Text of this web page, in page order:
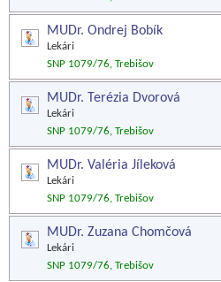
MUDr. Ondrej Bobík
Lekári
SNP 1079/76, Trebišov
MUDr. Terézia Dvorová
Lekári
SNP 1079/76, Trebišov
MUDr. Valéria Jíleková
Lekári
SNP 1079/76, Trebišov
MUDr. Zuzana Chomčová
Lekári
SNP 1079/76, Trebišov